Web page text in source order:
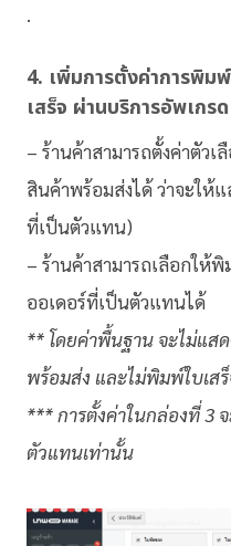
.
4. เพิ่มการตั้งค่าการพิม
เสร็จ ผ่านบริการอัพเก
– ร้านค้าสามารถตั้งค่าตัวเลื
สินค้าพร้อมส่งได้ ว่าจะให้
ที่เป็นตัวแทน)
– ร้านค้าสามารถเลือกให้
ออเดอร์ที่เป็นตัวแทนได้
** โดยค่าพื้นฐาน จะไม่แส
พร้อมส่ง และไม่พิมพ์ใบเส
*** การตั้งค่าในกล่องที่ 3
ตัวแทนเท่านั้น